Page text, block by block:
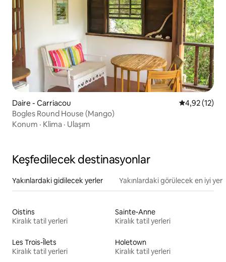
Daire - Carriacou 5 üzerinden
4,92 (12)
Bogles Round House (Mango)
Konum · Klima · Ulaşım
Keşfedilecek destinasyonlar
Yakınlardaki gidilecek yerler Yakınlardaki görülecek en iyi
Oistins
Kiralık tatil yerleri
Sainte-Anne
Kiralık tatil yerleri
Les Trois-Îlets
Kiralık tatil yerleri
Holetown
Kiralık tatil yerleri